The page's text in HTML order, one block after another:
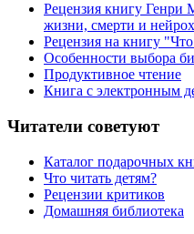
Рецензия книгу
жизни, смерти и
Рецензия на книгу
Особенности выбора
Продуктивное чтение
Книга с электронным
Читатели советуют
Каталог подарочных
Что читать детям?
Рецензии критиков
Домашняя библиотека